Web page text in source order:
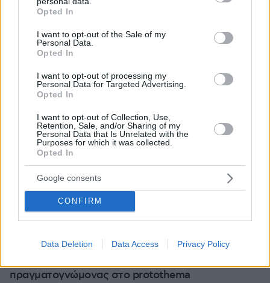
grant or deny consent to Google and its third-party tags to
use your data for below specified purposes in below Google
consent section.
Opted In
I want to opt-out of the Sale of my
Personal Data.
Opted In
I want to opt-out of processing my
Personal Data for Targeted Advertising.
Opted In
I want to opt-out of Collection, Use,
Retention, Sale, and/or Sharing of my
Personal Data that Is Unrelated with the
Purposes for which it was collected.
Opted In
Google consents
CONFIRM
Data Deletion Data Access Privacy Policy
Καρέ-καρέ η ανάλυση του τροχαίου στις Σέρρες
πραγματογνώμονας στο protothema